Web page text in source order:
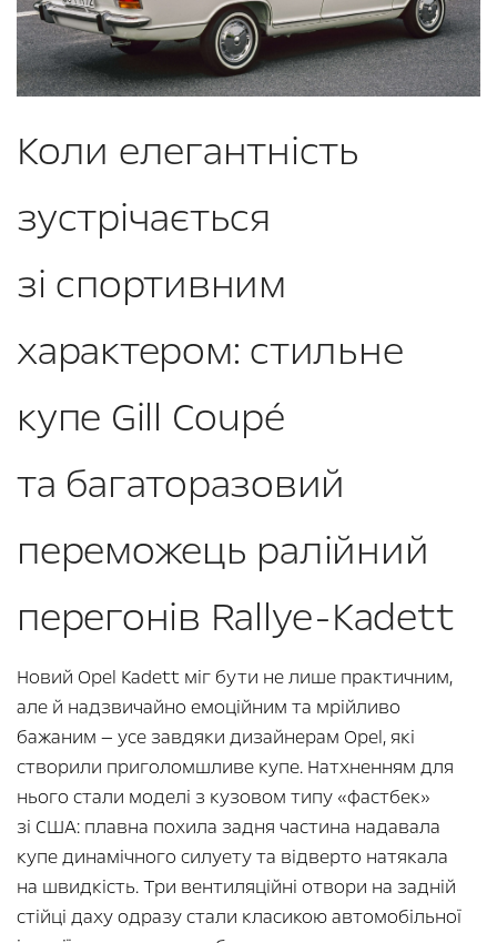
Коли елегантність
зустрічається
зі спортивним
характером: стильне
купе Gill Coupé
та багаторазовий
переможець ралійний
перегонів Rallye-Kadett
Новий Opel Kadett міг бути не лише практичним,
але й надзвичайно емоційним та мрійливо
бажаним — усе завдяки дизайнерам Opel, які
створили приголомшливе купе. Натхненням для
нього стали моделі з кузовом типу «фастбек»
зі США: плавна похила задня частина надавала
купе динамічного силуету та відверто натякала
на швидкість. Три вентиляційні отвори на задній
стійці даху одразу стали класикою автомобільної